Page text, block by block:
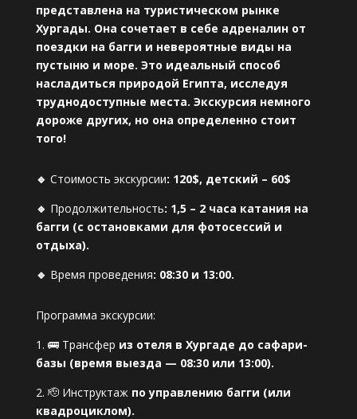
представлена на туристическом рынке
Хургады. Она сочетает в себе адреналин от
поездки на багги и невероятные виды на
пустыню и море. Это идеальный способ
насладиться природой Египта, исследуя
труднодоступные места. Экскурсия немного
дороже других, но она определенно стоит
того!
🔹 Стоимость экскурсии: 120$, детский – 60$
🔹 Продолжительность: 1,5 – 2 часа катания на
багги (с остановками для фотосессий и
отдыха).
🔹 Время проведения: 08:30 и 13:00.
Программа экскурсии:
1. 🚌 Трансфер из отеля в Хургаде до сафари-
базы (время выезда — 08:30 или 13:00).
2. 🫡 Инструктаж по управлению багги (или
квадроциклом).